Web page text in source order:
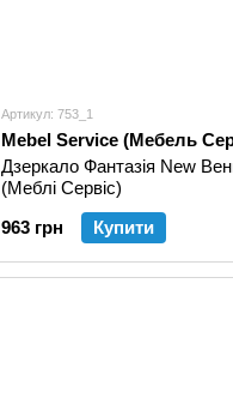
Артикул: 753_1
Mebel Service (Мебель
Дзеркало Фантазія New
(Меблі Сервіс)
963 грн
Купити